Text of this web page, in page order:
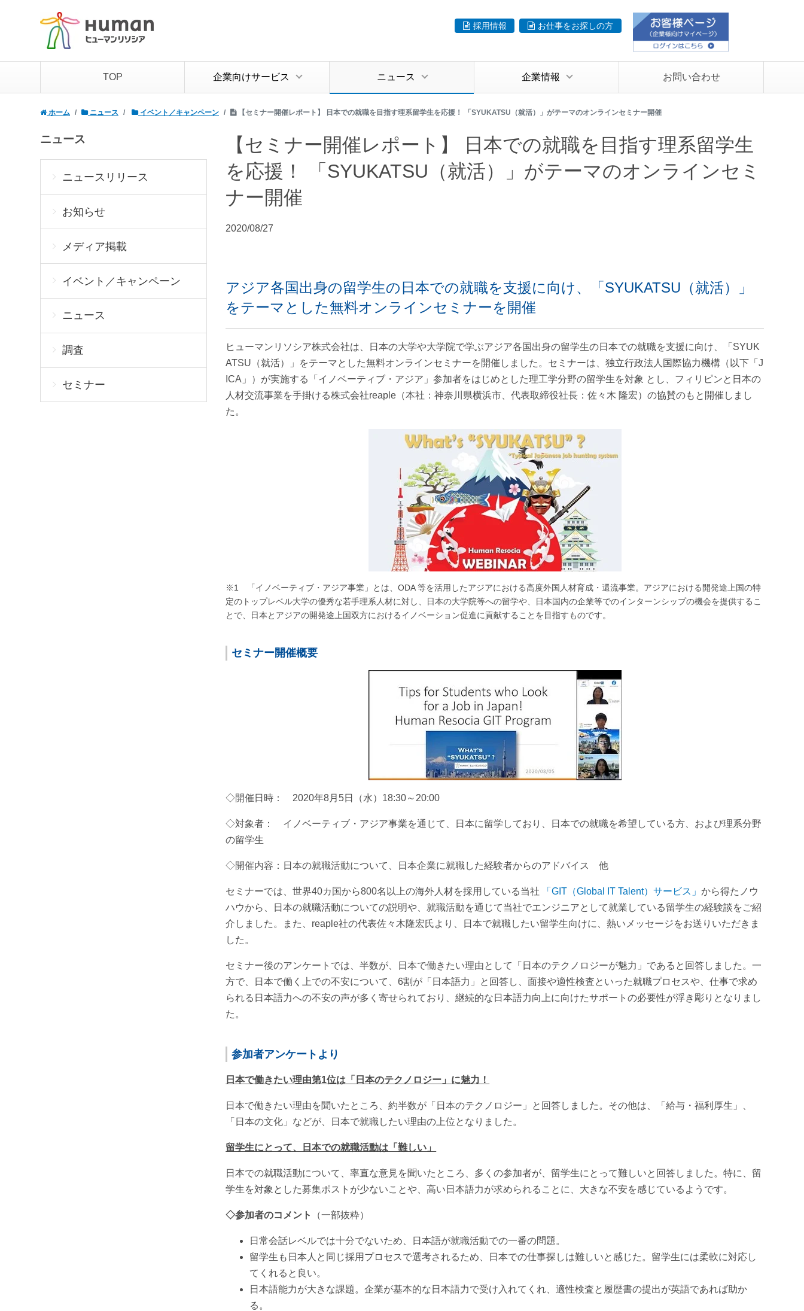
採用情報 お仕事をお探しの方
TOP 企業向けサービス ニュース 企業情報 お問い合わせ
ホーム ニュース イベント／キャンペーン 【セミナー開催レポート】 日本での就職を目指す理系留学生を応援！ 「SYUKATSU（就活）」がテーマのオンラインセミナー開催
ニュース
ニュースリリース
お知らせ
メディア掲載
イベント／キャンペーン
ニュース
調査
セミナー
【セミナー開催レポート】 日本での就職を目指す理系留学生
を応援！ 「SYUKATSU（就活）」がテーマのオンラインセミ
ナー開催
2020/08/27
アジア各国出身の留学生の日本での就職を支援に向け、「SYUKATSU（就活）」
をテーマとした無料オンラインセミナーを開催
ヒューマンリソシア株式会社は、日本の大学や大学院で学ぶアジア各国出身の留学生の日本での就職を支援に向け、「SYUK
ATSU（就活）」をテーマとした無料オンラインセミナーを開催しました。セミナーは、独立行政法人国際協力機構（以下「J
ICA」）が実施する「イノベーティブ・アジア」参加者をはじめとした理工学分野の留学生を対象 とし、フィリピンと日本の
人材交流事業を手掛ける株式会社reaple（本社：神奈川県横浜市、代表取締役社長：佐々木 隆宏）の協賛のもと開催しまし
た。
※1 「イノベーティブ・アジア事業」とは、ODA 等を活用したアジアにおける高度外国人材育成・還流事業。アジアにおける開発途上国の特
定のトップレベル大学の優秀な若手理系人材に対し、日本の大学院等への留学や、日本国内の企業等でのインターンシップの機会を提供するこ
とで、日本とアジアの開発途上国双方におけるイノベーション促進に貢献することを目指すものです。
セミナー開催概要
◇開催日時 ： 2020年8月5日（水）18:30～20:00
◇対象者 ： イノベーティブ・アジア事業を通じて、日本に留学しており、日本での就職を希望している方、および理系分野
の留学生
◇開催内容 ：日本の就職活動について、日本企業に就職した経験者からのアドバイス 他
セミナーでは、世界40カ国から800名以上の海外人材を採用している当社 「GIT（Global IT Talent）サービス」から得たノウ
ハウから、日本の就職活動についての説明や、就職活動を通じて当社でエンジニアとして就業している留学生の経験談をご紹
介しました。また、reaple社の代表佐々木隆宏氏より、日本で就職したい留学生向けに、熱いメッセージをお送りいただきま
した。
セミナー後のアンケートでは、半数が、日本で働きたい理由として「 日本のテクノロジーが魅力 」であると回答しました。一
方で、日本で働く上での不安について、6割が「 日本語力 」と回答し、面接や適性検査といった就職プロセスや、仕事で求め
られる日本語力への不安の声が多く寄せられており、継続的な日本語力向上に向けたサポートの必要性が浮き彫りとなりまし
た。
参加者アンケートより
日本で働きたい理由第1位は「日本のテクノロジー」に魅力！
日本で働きたい理由を聞いたところ、約半数が「日本のテクノロジー」と回答しました。その他は、「給与・福利厚生」、
「日本の文化」などが、日本で就職したい理由の上位となりました。
留学生にとって、日本での就職活動は「難しい」
日本での就職活動について、率直な意見を聞いたところ、多くの参加者が、留学生にとって難しいと回答しました。特に、留
学生を対象とした募集ポストが少ないことや、高い日本語力が求められることに、大きな不安を感じているようです。
◇参加者のコメント （一部抜粋）
日常会話レベルでは十分でないため、日本語が就職活動での一番の問題。
留学生も日本人と同じ採用プロセスで選考されるため、日本での仕事探しは難しいと感じた。留学生には柔軟に対応し
てくれると良い。
日本語能力が大きな課題。企業が基本的な日本語力で受け入れてくれ、適性検査と履歴書の提出が英語であれば助か
る。